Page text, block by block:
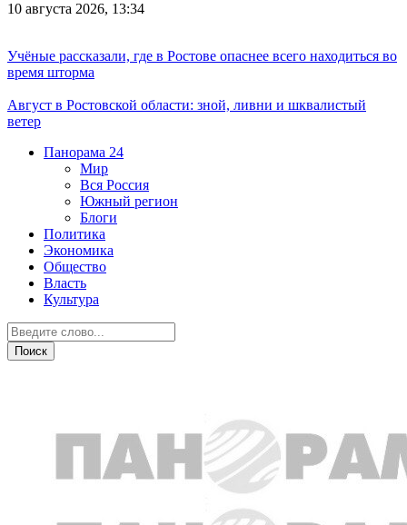
10 августа 2026, 13:34
Учёные рассказали, где в Ростове опаснее всего находиться во
время шторма
Август в Ростовской области: зной, ливни и шквалистый
ветер
Панорама 24
Мир
Вся Россия
Южный регион
Блоги
Политика
Экономика
Общество
Власть
Культура